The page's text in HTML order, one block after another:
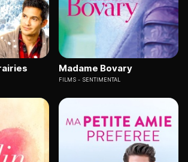
Madame Bovary
FILMS SENTIMENTAL